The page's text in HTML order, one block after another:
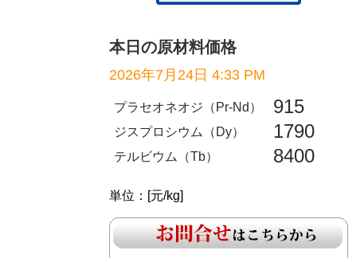
本日の原材料価格
2026年7月24日 4:33 PM
プラセオネオジ（Pr-Nd） 915
ジスプロシウム（Dy） 1790
テルビウム（Tb） 8400
単位：[元/kg]